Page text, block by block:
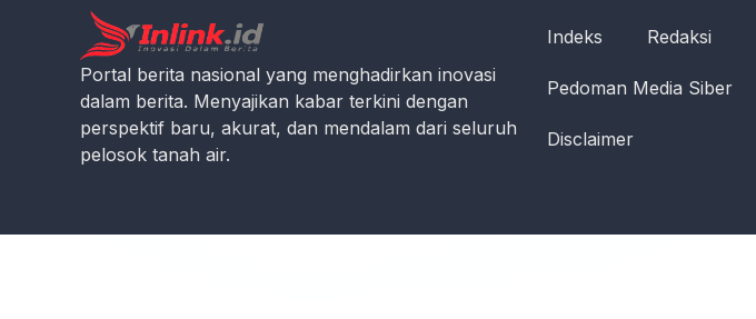
Portal berita nasional yang menghadirkan inovasi
dalam berita. Menyajikan kabar terkini dengan
perspektif baru, akurat, dan mendalam dari seluruh
pelosok tanah air.
Indeks Redaksi
Pedoman Media Siber
Disclaimer